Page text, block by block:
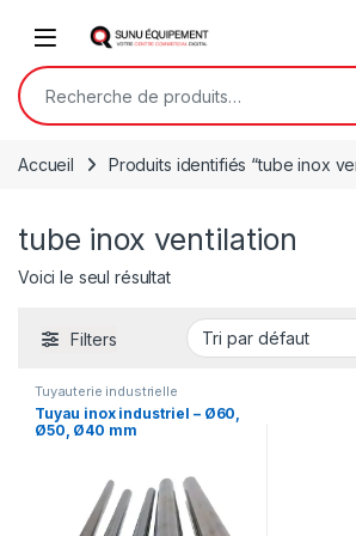
Open
Recherche pour :
Accueil Produits identifiés “tube inox
tube inox ventilation
Voici le seul résultat
Filters
Tuyauterie industrielle
Tuyau inox industriel – Ø60,
Ø50, Ø40 mm